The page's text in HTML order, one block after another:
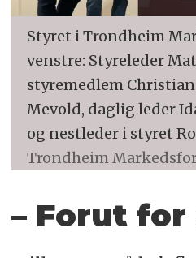
Styret i Trondheim
venstre: Styreleder
styremedlem
Mevold, daglig leder
og nestleder i styret
Trondheim
– Forut